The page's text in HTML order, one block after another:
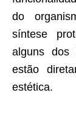
do
síntese
alguns dos
estão
estética.